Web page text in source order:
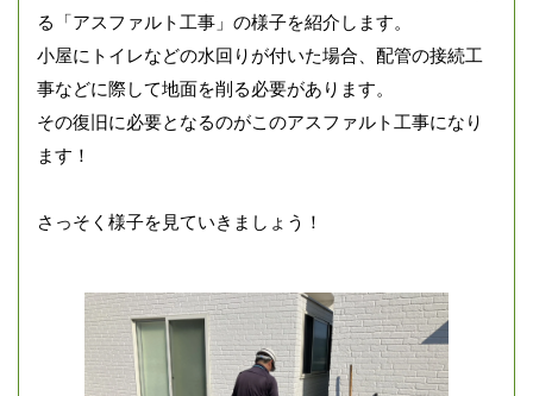
る「アスファルト工事」の様子を紹介します。
小屋にトイレなどの水回りが付いた場合、配管の接続工
事などに際して地面を削る必要があります。
その復旧に必要となるのがこのアスファルト工事になり
ます！
さっそく様子を見ていきましょう！